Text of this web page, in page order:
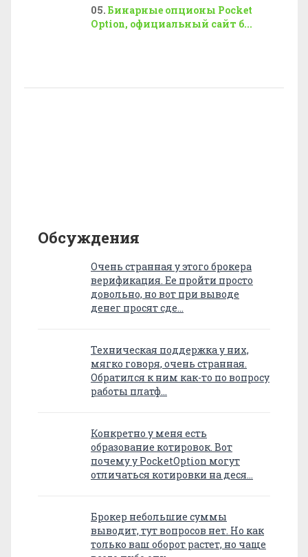
Бинарные опционы Pocket
Option, официальный сайт б...
Обсуждения
Очень странная у этого брокера
верификация. Ее пройти просто
довольно, но вот при выводе
денег просят сде…
Техническая поддержка у них,
мягко говоря, очень странная.
Обратился к ним как-то по вопросу
работы платф…
Конкретно у меня есть
образование котировок. Вот
почему у PocketOption могут
отличаться котировки на деся…
Брокер небольшие суммы
выводит, тут вопросов нет. Но как
только ваш оборот растет, но чаще